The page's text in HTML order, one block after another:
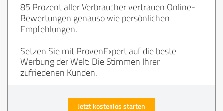
85 Prozent aller Verbraucher vertrauen Online-
Bewertungen genauso wie persönlichen
Empfehlungen.
Setzen Sie mit ProvenExpert auf die beste
Werbung der Welt: Die Stimmen Ihrer
zufriedenen Kunden.
Jetzt kostenlos starten